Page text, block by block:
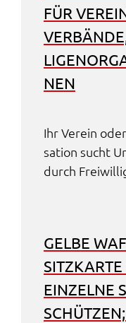
FÜR
NEN
Ihr Verein
sa­ti­on sucht
durch
GELBE
SITZ­KAR­TE
EINZEL­NE